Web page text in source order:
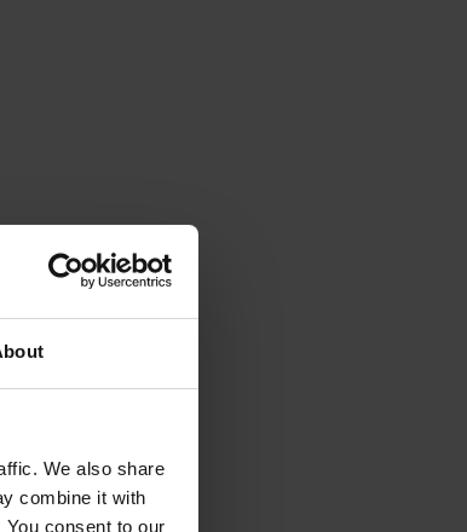
We also share
combine it with
consent to our